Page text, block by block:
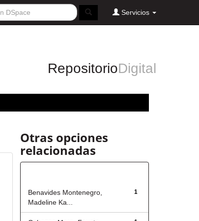
Servicios
RepositorioDigital
Otras opciones
relacionadas
1
Benavides Montenegro,
Madeline Ka...